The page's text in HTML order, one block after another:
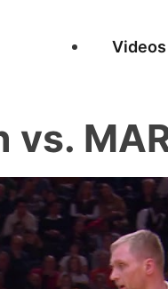
Videos
vs.